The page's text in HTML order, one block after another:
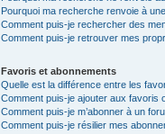
Pourquoi ma recherche renvoie à
Comment puis-je rechercher des
Comment puis-je retrouver mes
Favoris et abonnements
Quelle est la différence entre les
Comment puis-je ajouter aux favoris
Comment puis-je m’abonner à un
Comment puis-je résilier mes